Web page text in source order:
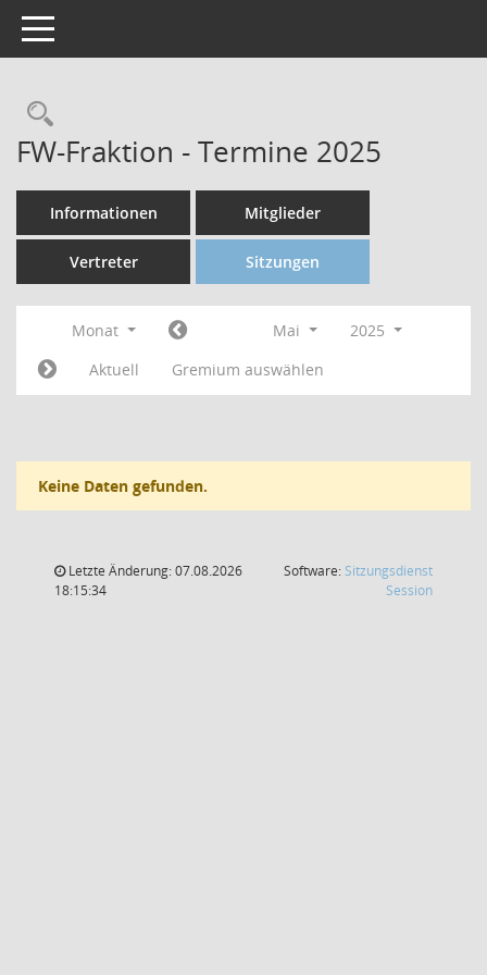
Toggle navigation
FW-Fraktion - Termine 2025
Informationen Mitglieder
Vertreter Sitzungen
Monat Mai
2025
Aktuell
Gremium auswählen
Keine Daten gefunden.
Letzte Änderung: 07.08.2026
18:15:34
Software: Sitzungsdienst
Session(Wird in